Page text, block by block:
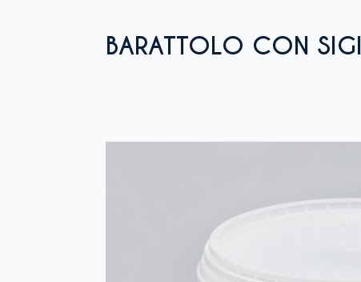
BARATTOLO CON